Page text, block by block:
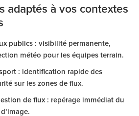
adaptés à vos contextes
publics : visibilité permanente,
météo pour les équipes terrain.
: identification rapide des
sur les zones de flux.
de flux : repérage immédiat du